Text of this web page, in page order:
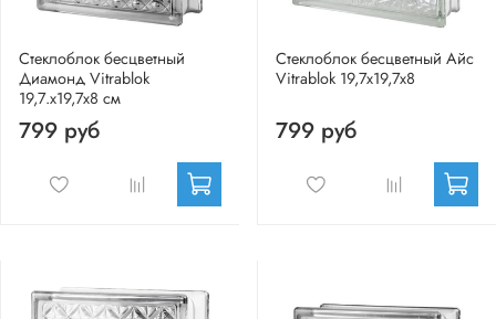
Стеклоблок бесцветный
Диамонд Vitrablok
19,7.x19,7x8 см
799 руб
Стеклоблок бесцветный Айс
Vitrablok 19,7x19,7x8
799 руб